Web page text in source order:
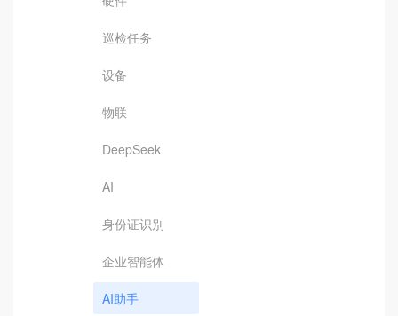
巡检任务
设备
物联
DeepSeek
AI
身份证识别
企业智能体
AI助手